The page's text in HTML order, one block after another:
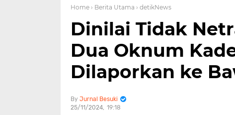
Home › Berita Utama › detikNews
Dinilai Tidak
Dua Oknum
Dilaporkan ke
Jurnal Besuki
25/11/2024 19:18